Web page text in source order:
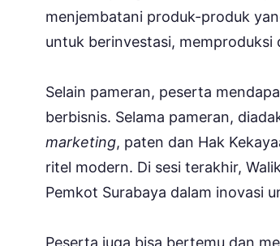
menjembatani produk-produk
untuk berinvestasi, memproduksi
Selain pameran, peserta
berbisnis. Selama pameran,
marketing, paten dan Hak
ritel modern. Di sesi terakhir,
Pemkot Surabaya dalam inovasi
Peserta juga bisa bertemu dan